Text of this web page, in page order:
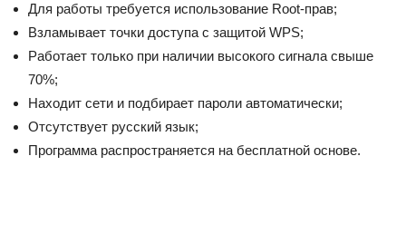
Для работы требуется использование Root-прав;
Взламывает точки доступа с защитой WPS;
Работает только при наличии высокого сигнала свыше
70%;
Находит сети и подбирает пароли автоматически;
Отсутствует русский язык;
Программа распространяется на бесплатной основе.